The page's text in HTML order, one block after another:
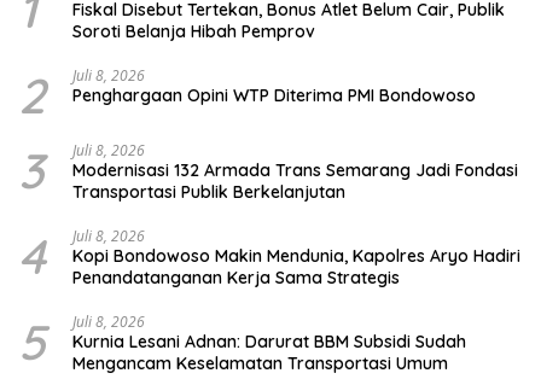
Fiskal Disebut Tertekan, Bonus Atlet Belum Cair, Publik
Soroti Belanja Hibah Pemprov
2 Juli 8, 2026
Penghargaan Opini WTP Diterima PMI Bondowoso
3 Juli 8, 2026
Modernisasi 132 Armada Trans Semarang Jadi Fondasi
Transportasi Publik Berkelanjutan
4 Juli 8, 2026
Kopi Bondowoso Makin Mendunia, Kapolres Aryo Hadiri
Penandatanganan Kerja Sama Strategis
5 Juli 8, 2026
Kurnia Lesani Adnan: Darurat BBM Subsidi Sudah
Mengancam Keselamatan Transportasi Umum